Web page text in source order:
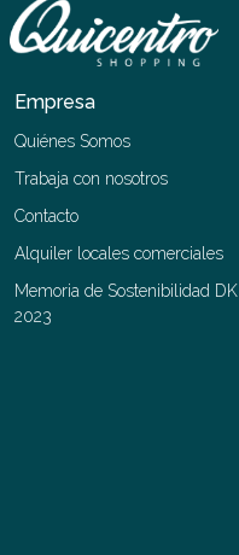
Empresa
Quiénes Somos
Trabaja con nosotros
Contacto
Alquiler locales comerciales
Memoria de Sostenibilidad DK
2023